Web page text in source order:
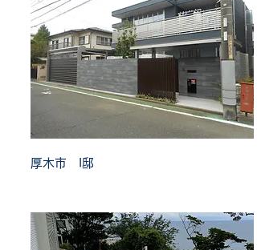
厚木市 I邸